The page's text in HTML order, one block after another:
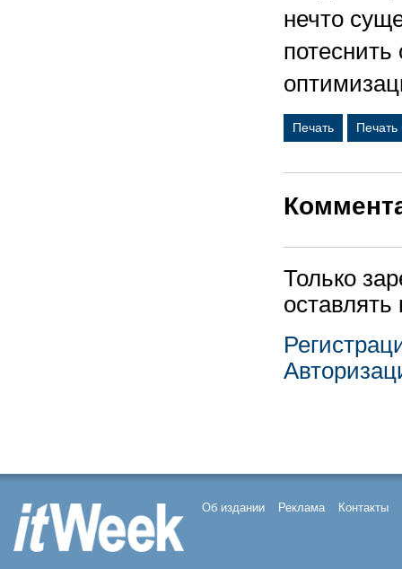
нечто
потеснить
Печать Печать
Только
Об издании Реклама Контакты